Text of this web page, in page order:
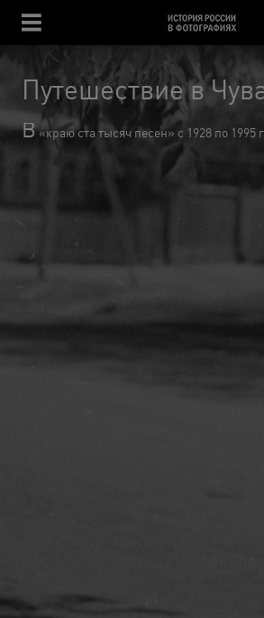
Путешествие в
В«краю ста тысяч песен» с 1928 по 1995